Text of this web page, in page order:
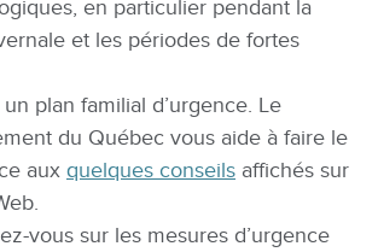
en particulier pendant la
et les périodes de fortes
plan familial d’urgence. Le
du Québec vous aide à faire le
aux quelques conseils affichés sur
vous sur les mesures d’urgence